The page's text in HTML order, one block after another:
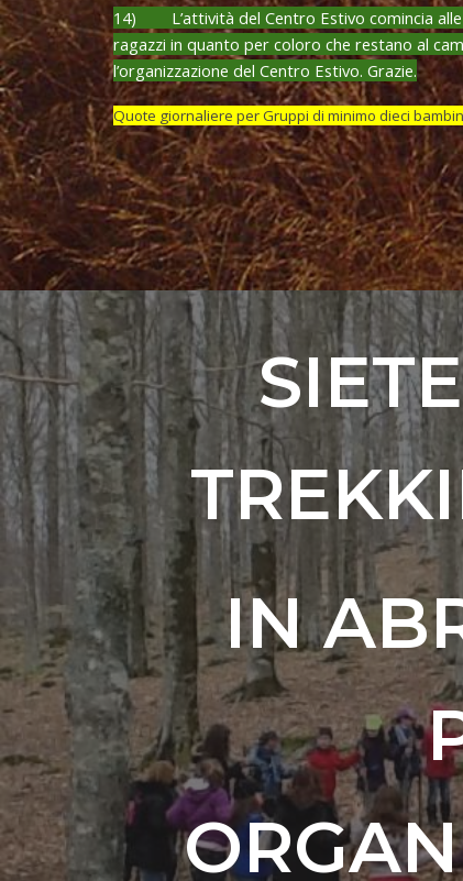
14) L’attività del Centro Estivo comincia alle
ragazzi in quanto per coloro che restano al
l’organizzazione del Centro Estivo. Grazie.
Quote giornaliere per Gruppi di minimo dieci
IN